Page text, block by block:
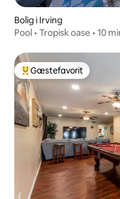
Bolig i Irving
Pool • Tropisk oase • 10
Bedste gæstefavorit
Gæstefavorit